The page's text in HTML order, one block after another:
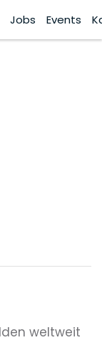
Jobs Events
weltweit